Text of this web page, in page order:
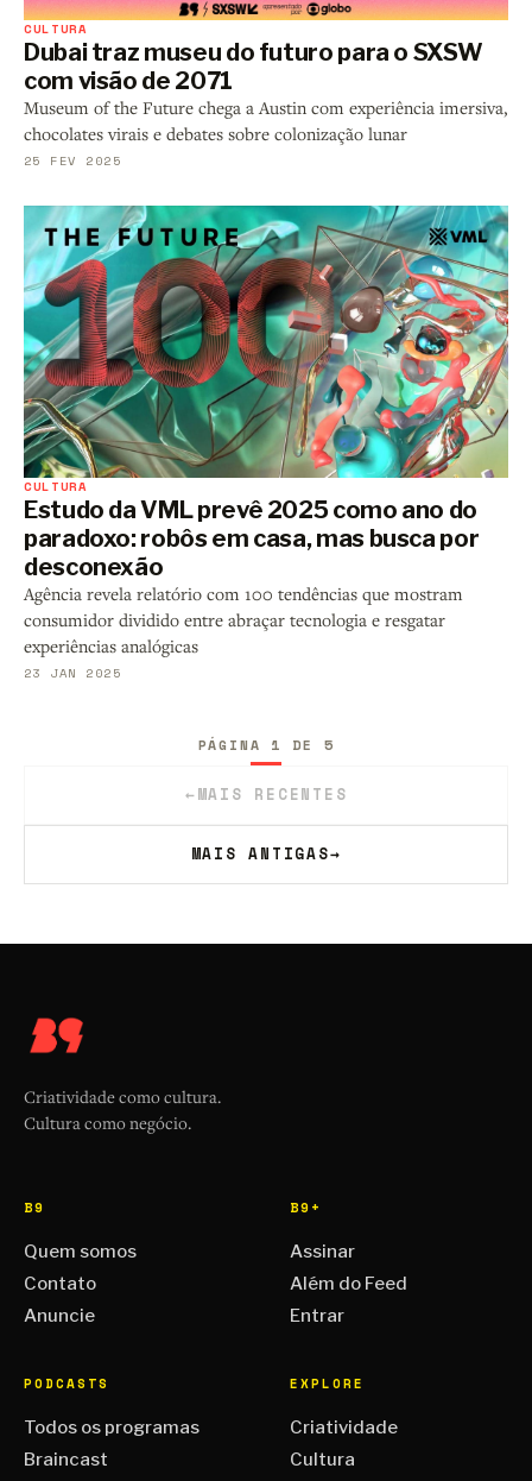
CULTURA
Dubai traz museu do futuro para o SXSW
com visão de 2071
Museum of the Future chega a Austin com experiência imersiva,
chocolates virais e debates sobre colonização lunar
25 FEV 2025
CULTURA
Estudo da VML prevê 2025 como ano do
paradoxo: robôs em casa, mas busca por
desconexão
Agência revela relatório com 100 tendências que mostram
consumidor dividido entre abraçar tecnologia e resgatar
experiências analógicas
23 JAN 2025
←MAIS RECENTES
PÁGINA 1 DE 5
MAIS ANTIGAS→
Criatividade como cultura.
Cultura como negócio.
B9
Quem somos
Contato
Anuncie
B9+
Assinar
Além do Feed
Entrar
PODCASTS
Todos os programas
Braincast
EXPLORE
Criatividade
Cultura